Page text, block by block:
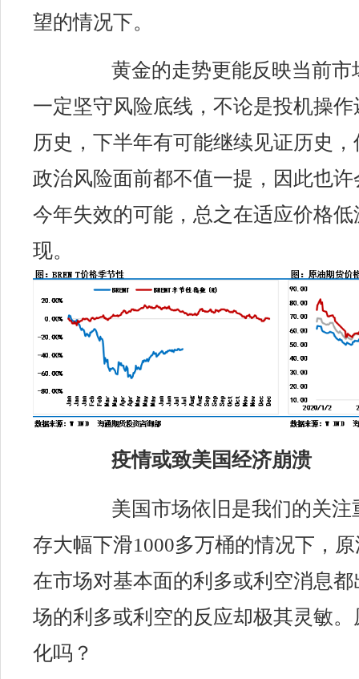
望的情况下。
黄金的走势更能反映当前市
一定坚守风险底线，不论是投机操
历史，下半年有可能继续见证历史
政治风险面前都不值一提，因此也
今年失效的可能，总之在适应价格
现。
疫情或致美国经济崩溃
美国市场依旧是我们的关
存大幅下滑1000多万桶的情况下，
在市场对基本面的利多或利空消息
场的利多或利空的反应却极其灵敏。
化吗？